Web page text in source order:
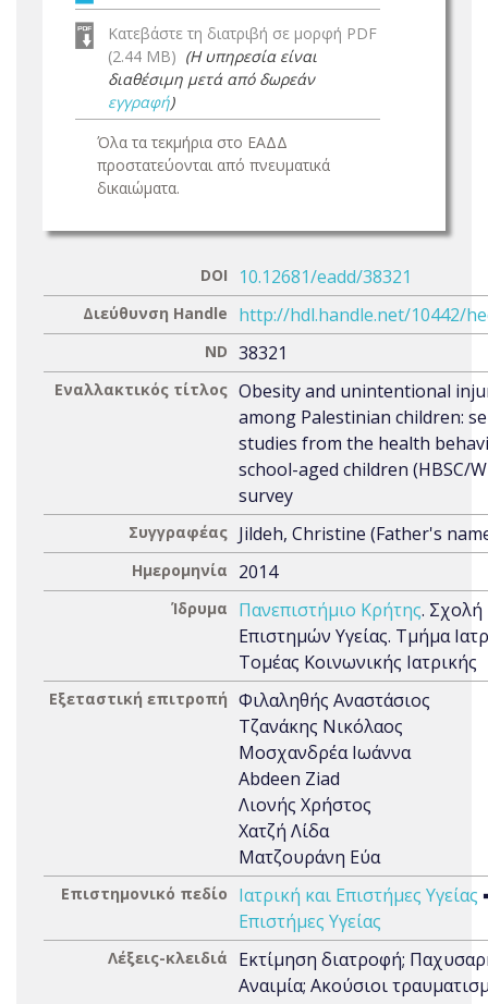
Κατεβάστε τη διατριβή σε μορφή PDF
(2.44 MB) (Η υπηρεσία είναι
διαθέσιμη μετά από δωρεάν
εγγραφή)
Όλα τα τεκμήρια στο ΕΑΔΔ
προστατεύονται από πνευματικά
δικαιώματα.
DOI 10.12681/eadd/38321
Διεύθυνση Handle http://hdl.handle.net/10442/
ND 38321
Εναλλακτικός τίτλος Obesity and unintentional
among Palestinian children:
studies from the health
school-aged children (HBSC/
survey
Συγγραφέας Jildeh, Christine (Father's
Ημερομηνία 2014
Ίδρυμα Πανεπιστήμιο Κρήτης. Σχολή
Επιστημών Υγείας. Τμήμα
Τομέας Κοινωνικής Ιατρικής
Εξεταστική επιτροπή Φιλαληθής Αναστάσιος
Τζανάκης Νικόλαος
Μοσχανδρέα Ιωάννα
Abdeen Ziad
Λιονής Χρήστος
Χατζή Λίδα
Ματζουράνη Εύα
Επιστημονικό πεδίο Ιατρική και Επιστήμες Υγείας
Επιστήμες Υγείας
Λέξεις-κλειδιά
Εκτίμηση διατροφή;
Αναιμία; Ακούσιοι